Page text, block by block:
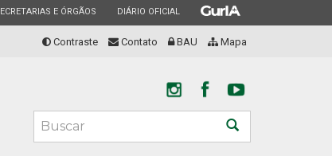
E ÓRGÃOS ESTADO
DIÁRIO OFICIAL ESTADO
Contraste Contato BAU Mapa